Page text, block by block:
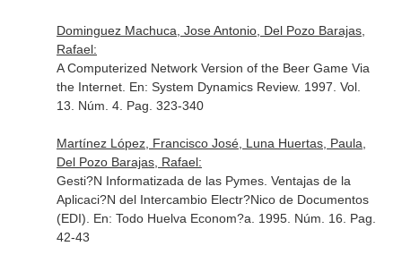
Dominguez Machuca, Jose Antonio, Del Pozo Barajas,
Rafael:
A Computerized Network Version of the Beer Game Via
the Internet. En: System Dynamics Review. 1997. Vol.
13. Núm. 4. Pag. 323-340
Martínez López, Francisco José, Luna Huertas, Paula,
Del Pozo Barajas, Rafael:
Gesti?N Informatizada de las Pymes. Ventajas de la
Aplicaci?N del Intercambio Electr?Nico de Documentos
(EDI). En: Todo Huelva Econom?a . 1995. Núm. 16. Pag.
42-43